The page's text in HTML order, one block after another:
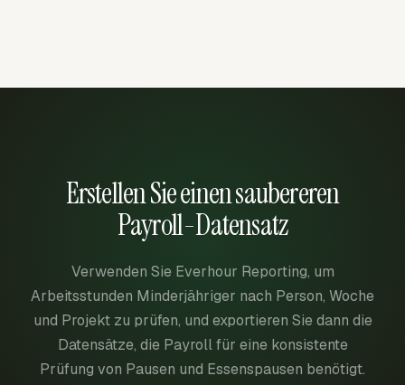
Erstellen Sie einen saubereren
Payroll-Datensatz
Verwenden Sie Everhour Reporting, um
Arbeitsstunden Minderjähriger nach Person, Woche
und Projekt zu prüfen, und exportieren Sie dann die
Datensätze, die Payroll für eine konsistente
Prüfung von Pausen und Essenspausen benötigt.